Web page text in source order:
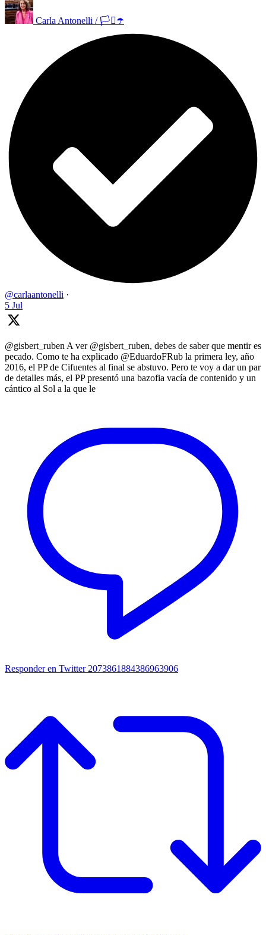
Carla Antonelli / 🏳️‍⚧️☂️
@carlaantonelli ·
5 Jul
@gisbert_ruben A ver @gisbert_ruben, debes de saber que mentir es
pecado. Como te ha explicado @EduardoFRub la primera ley, año
2016, el PP de Cifuentes al final se abstuvo. Pero te voy a dar un par
de detalles más, el PP presentó una bazofia vacía de contenido y un
cántico al Sol a la que le
Responder en Twitter 2073861884386963906